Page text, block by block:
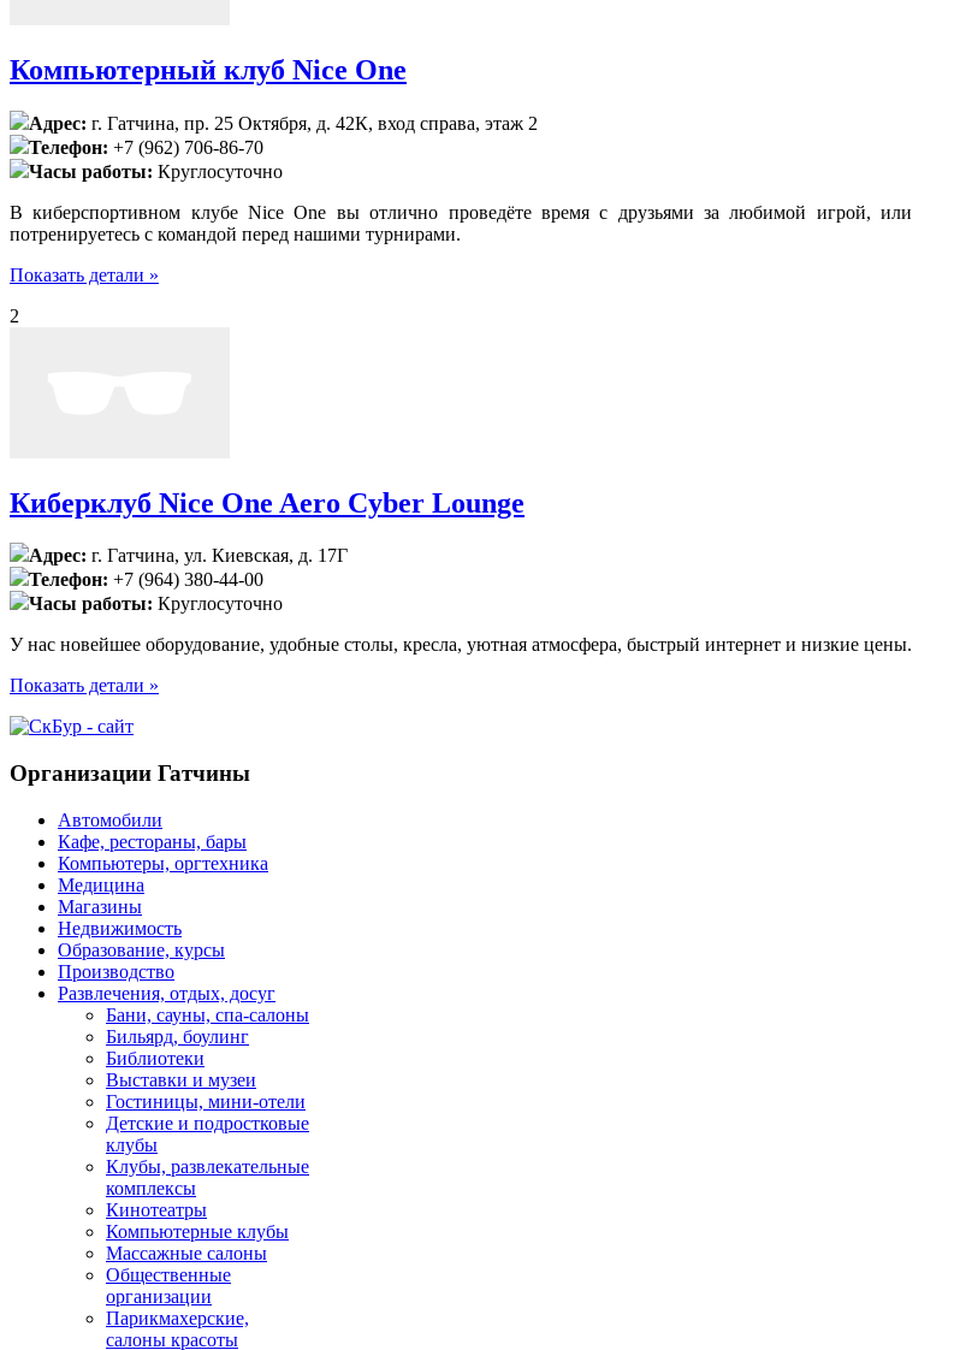
Компьютерный клуб Nice One
Адрес: г. Гатчина, пр. 25 Октября, д. 42К, вход справа, этаж 2
Телефон: +7 (962) 706-86-70
Часы работы: Круглосуточно
В киберспортивном клубе Nice One вы отлично проведёте время с друзьями за любимой игрой, или
потренируетесь с командой перед нашими турнирами.
Показать детали »
2
Киберклуб Nice One Aero Cyber Lounge
Адрес: г. Гатчина, ул. Киевская, д. 17Г
Телефон: +7 (964) 380-44-00
Часы работы: Круглосуточно
У нас новейшее оборудование, удобные столы, кресла, уютная атмосфера, быстрый интернет и низкие цены.
Показать детали »
Организации Гатчины
Автомобили
Кафе, рестораны, бары
Компьютеры, оргтехника
Медицина
Магазины
Недвижимость
Образование, курсы
Производство
Развлечения, отдых, досуг
Бани, сауны, спа-салоны
Бильярд, боулинг
Библиотеки
Выставки и музеи
Гостиницы, мини-отели
Детские и подростковые
клубы
Клубы, развлекательные
комплексы
Кинотеатры
Компьютерные клубы
Массажные салоны
Общественные
организации
Парикмахерские,
салоны красоты